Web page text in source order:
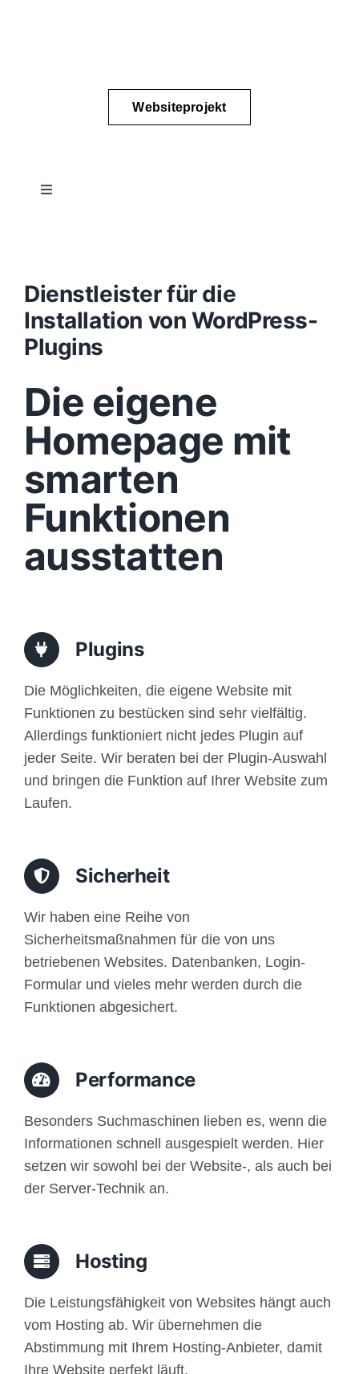
Websiteprojekt
Toggle
Konzept
Design
Content
Funktionen
Aufbau
Traffic
Dienstleister für die
Installation von WordPress-
Plugins
Die eigene
Homepage mit
smarten
Funktionen
ausstatten
Plugins
Die Möglichkeiten, die eigene Website mit
Funktionen zu bestücken sind sehr vielfältig.
Allerdings funktioniert nicht jedes Plugin auf
jeder Seite. Wir beraten bei der Plugin-Auswahl
und bringen die Funktion auf Ihrer Website zum
Laufen.
Sicherheit
Wir haben eine Reihe von
Sicherheitsmaßnahmen für die von uns
betriebenen Websites. Datenbanken, Login-
Formular und vieles mehr werden durch die
Funktionen abgesichert.
Performance
Besonders Suchmaschinen lieben es, wenn die
Informationen schnell ausgespielt werden. Hier
setzen wir sowohl bei der Website-, als auch bei
der Server-Technik an.
Hosting
Die Leistungsfähigkeit von Websites hängt auch
vom Hosting ab. Wir übernehmen die
Abstimmung mit Ihrem Hosting-Anbieter, damit
Ihre Website perfekt läuft.